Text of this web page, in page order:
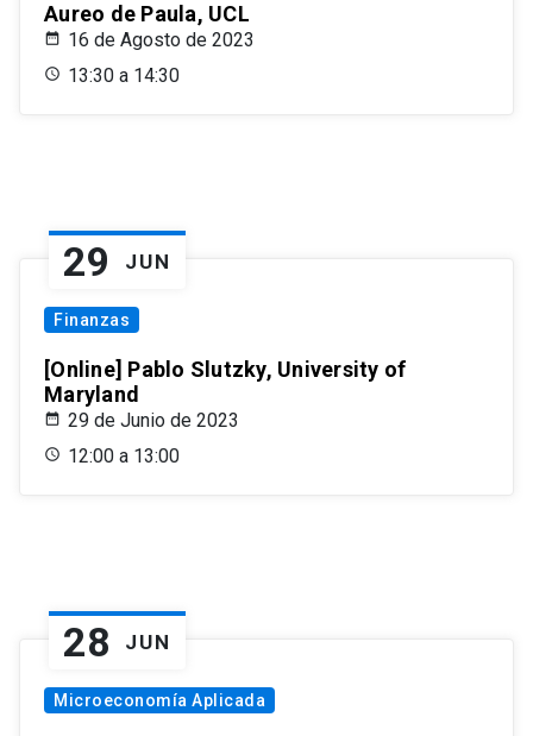
Aureo de Paula, UCL
16 de Agosto de 2023
13:30 a 14:30
29 JUN
Finanzas
[Online] Pablo Slutzky, University of
Maryland
29 de Junio de 2023
12:00 a 13:00
28 JUN
Microeconomía Aplicada